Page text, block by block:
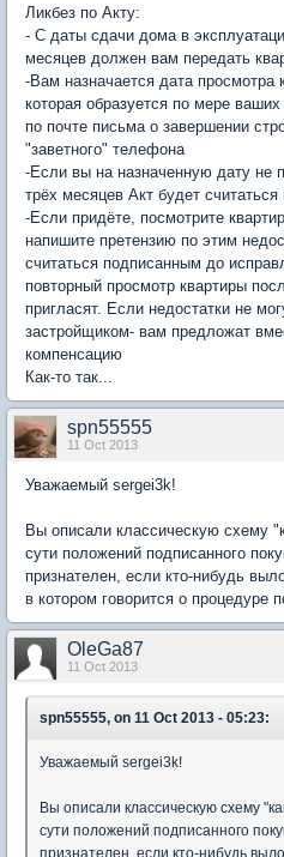
Ликбез по Акту:
- С даты сдачи дома в
месяцев должен вам передать
-Вам назначается дата просмотра
которая образуется по мере
по почте письма о завершении
"заветного" телефона
-Если вы на назначенную дату не
трёх месяцев Акт будет
-Если придёте, посмотрите
напишите претензию по этим
считаться подписанным до
повторный просмотр квартиры
пригласят. Если недостатки не
застройщиком- вам предложат
компенсацию
Как-то так...
spn55555
11 Oct 2013
Уважаемый sergei3k!
Вы описали классическую схему
сути положений подписанного
признателен, если кто-нибудь
в котором говорится о процедуре
OleGa87
11 Oct 2013
spn55555, on 11 Oct 2013 - 05:23:
Уважаемый sergei3k!
Вы описали классическую схему
сути положений подписанного